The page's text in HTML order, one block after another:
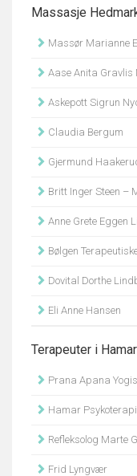
Massasje
Massør Marianne
Aase Anita Gravlis
Askepott Sigrun
Claudia Bergum
Gjermund
Britt Inger Steen –
Anne Grete Eggen
Bølgen
Dovital Dorthe
Eli Anne Hansen
Terapeuter i Hamar
Prana Apana
Hamar
Refleksolog Marte
Frid Lyngvær